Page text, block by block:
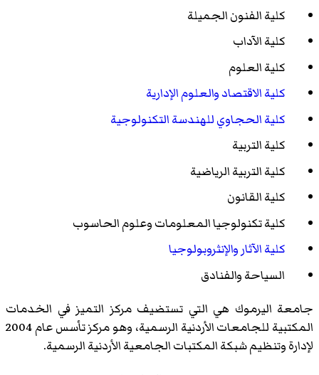
كلية الفنون الجميلة
كلية الآداب
كلية العلوم
كلية الاقتصاد والعلوم الإدارية
كلية الحجاوي للهندسة التكنولوجية
كلية التربية
كلية التربية الرياضية
كلية القانون
كلية تكنولوجيا المعلومات وعلوم الحاسوب
كلية الآثار والإنثروبولوجيا
السياحة والفنادق
جامعة اليرموك هي التي تستضيف مركز التميز في الخدمات
المكتبية للجامعات الأردنية الرسمية، وهو مركز تأسس عام 2004
لإدارة وتنظيم شبكة المكتبات الجامعية الأردنية الرسمية.